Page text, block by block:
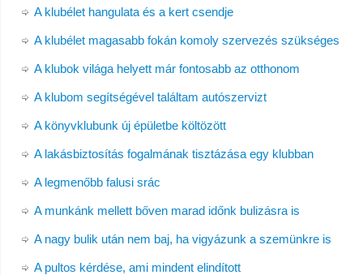
A klubélet hangulata és a kert csendje
A klubélet magasabb fokán komoly szervezés szükséges
A klubok világa helyett már fontosabb az otthonom
A klubom segítségével találtam autószervizt
A könyvklubunk új épületbe költözött
A lakásbiztosítás fogalmának tisztázása egy klubban
A legmenőbb falusi srác
A munkánk mellett bőven marad időnk bulizásra is
A nagy bulik után nem baj, ha vigyázunk a szemünkre is
A pultos kérdése, ami mindent elindított